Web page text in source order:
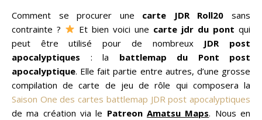
Comment se procurer une carte JDR Roll20 sans
contrainte ?
Et bien voici une carte jdr du pont qui
peut être utilisé pour de nombreux JDR post
apocalyptiques : la battlemap du Pont post
apocalyptique. Elle fait partie entre autres, d’une grosse
compilation de carte de jeu de rôle qui composera la
Saison One des cartes battlemap JDR post apocalyptiques
de ma création via le PatreonAmatsu Maps. Nous en